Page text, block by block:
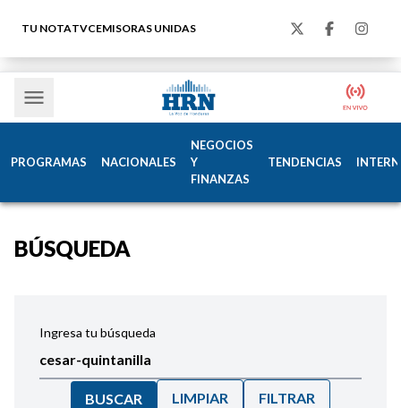
TU NOTATVCEMISORAS UNIDAS
PROGRAMAS NACIONALES
NEGOCIOS
Y
FINANZAS
TENDENCIAS
BÚSQUEDA
Ingresa tu búsqueda
BUSCAR LIMPIAR FILTRAR